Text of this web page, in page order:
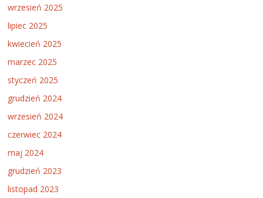
wrzesień 2025
lipiec 2025
kwiecień 2025
marzec 2025
styczeń 2025
grudzień 2024
wrzesień 2024
czerwiec 2024
maj 2024
grudzień 2023
listopad 2023